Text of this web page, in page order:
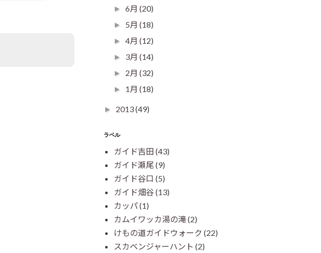
►6月(20)
► 5月(18)
►4月(12)
► 3月(14)
► 2月(32)
► 1月(18)
► 2013(49)
ラベル
ガイド吉田 (43)
ガイド瀬尾 (9)
ガイド谷口 (5)
ガイド畑谷(13)
カッパ(1)
カムイワッカ湯の滝 (2)
けもの道ガイドウォーク (22)
スカベンジャーハント (2)